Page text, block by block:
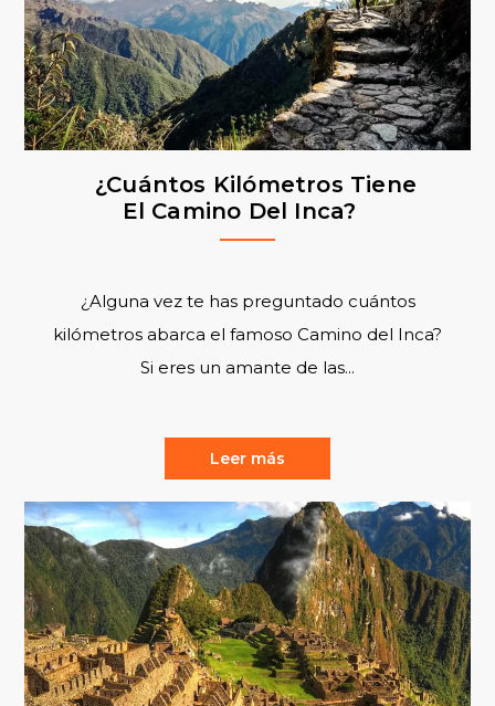
¿Cuántos Kilómetros Tiene
El Camino Del Inca?
¿Alguna vez te has preguntado cuántos
kilómetros abarca el famoso Camino del Inca?
Si eres un amante de las...
Leer más